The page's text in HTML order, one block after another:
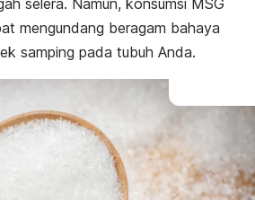
selera. Namun, konsumsi MSG
mengundang beragam bahaya
samping pada tubuh Anda.